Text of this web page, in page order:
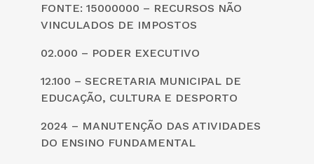
FONTE: 15000000 – RECURSOS NÃO
VINCULADOS DE IMPOSTOS
02.000 – PODER EXECUTIVO
12.100 – SECRETARIA MUNICIPAL DE
EDUCAÇÃO, CULTURA E DESPORTO
2024 – MANUTENÇÃO DAS ATIVIDADES
DO ENSINO FUNDAMENTAL